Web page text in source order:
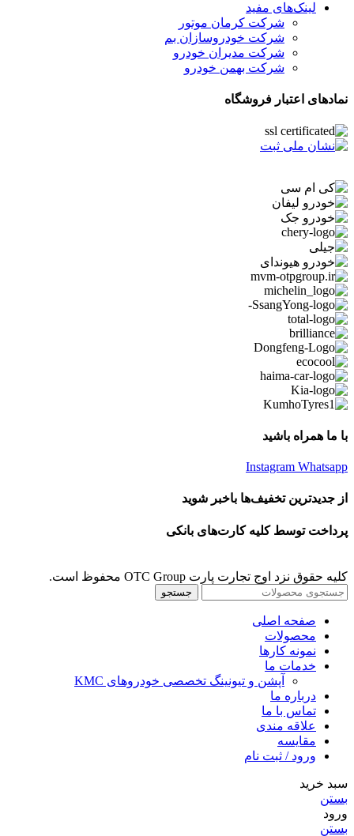
لینک‌های مفید
شرکت کرمان موتور
شرکت خودروسازان بم
شرکت مدیران خودرو
شرکت بهمن خودرو
نمادهای اعتبار فروشگاه
با ما همراه باشید
Instagram Whatsapp
از جدیدترین تخفیف‌ها باخبر شوید
پرداخت توسط کلیه کارت‌های بانکی
کلیه حقوق نزد اوج تجارت پارت OTC Group محفوظ است.
جستجو
صفحه اصلی
محصولات
نمونه کارها
خدمات ما
آپشن و تیونینگ تخصصی خودروهای KMC
درباره ما
تماس با ما
علاقه مندی
مقايسه
ورود / ثبت نام
سبد خرید
بستن
ورود
بستن